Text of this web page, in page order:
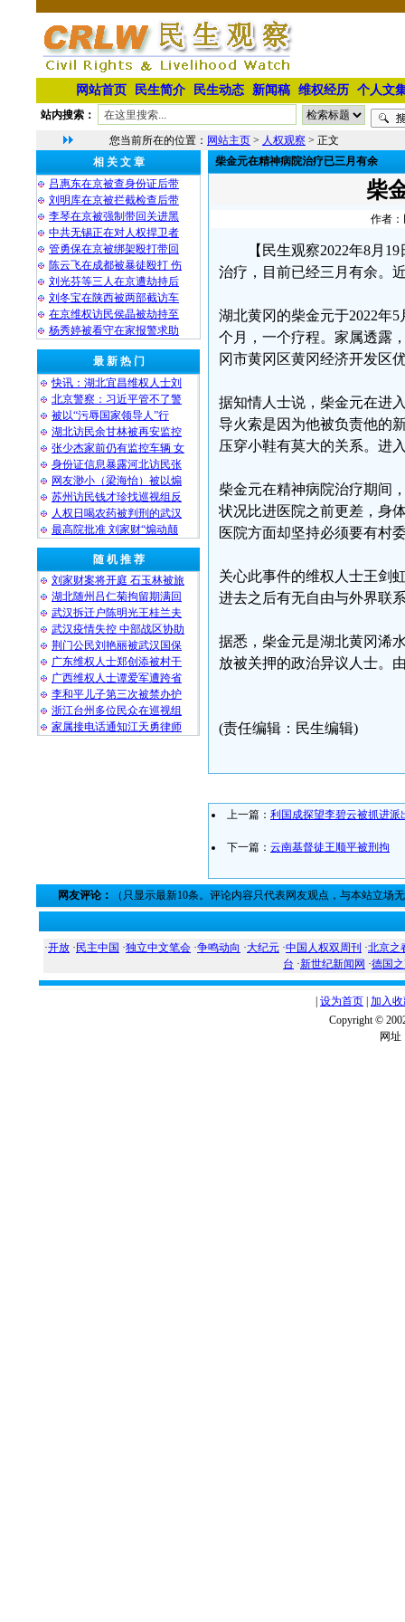
网站首页 民生简介 民生动态 新闻稿 维权经历 个人文
站内搜索：
您当前所在的位置： 网站主页 > 人权观察 > 正文
相 关 文 章
吕惠东在京被查身份证后带
刘明库在京被拦截检查后带
李琴在京被强制带回关进黑
中共无锡正在对人权捍卫者
管勇保在京被绑架殴打带回
陈云飞在成都被暴徒殴打 伤
刘光芬等三人在京遭劫持后
刘冬宝在陕西被两部截访车
在京维权访民侯晶被劫持至
杨秀婷被看守在家报警求助
最 新 热 门
快讯：湖北宜昌维权人士刘
北京警察：习近平管不了警
被以“污辱国家领导人”行
湖北访民余甘林被再安监控
张少杰家前仍有监控车辆 女
身份证信息暴露河北访民张
网友渺小（梁海怡）被以煽
苏州访民钱才珍找巡视组反
人权日喝农药被判刑的武汉
最高院批准 刘家财“煽动颠
随 机 推 荐
刘家财案将开庭 石玉林被旅
湖北随州吕仁菊拘留期满回
武汉拆迁户陈明光王桂兰夫
武汉疫情失控 中部战区协助
荆门公民刘艳丽被武汉国保
广东维权人士郑创添被村干
广西维权人士谭爱军遭跨省
李和平儿子第三次被禁办护
浙江台州多位民众在巡视组
家属接电话通知江天勇律师
柴金元在精神病院治疗已三月有余
柴
作者：
【民生观察2022年8月
治疗，目前已经三月有余。
湖北黄冈的柴金元于2022年
个月，一个疗程。家属透露
冈市黄冈区黄冈经济开发区
据知情人士说，柴金元在进
导火索是因为他被负责他的
压穿小鞋有莫大的关系。进
柴金元在精神病院治疗期间
状况比进医院之前更差，身
医院方面却坚持必须要有村
关心此事件的维权人士王剑
进去之后有无自由与外界联
据悉，柴金元是湖北黄冈浠
放被关押的政治异议人士。
(责任编辑：民生编辑)
上一篇： 利国成探望李碧云被抓进派
下一篇： 云南基督徒王顺平被刑拘
网友评论： （只显示最新10条。评论内容只代表网友观点，与本站立场
·开放 · 民主中国 ·独立中文笔会 ·争鸣动向 ·大纪元 ·中国人权双周刊 ·北京之
台 ·新世纪新闻网 ·德国
设为首页 加入
Copyright ©
网址